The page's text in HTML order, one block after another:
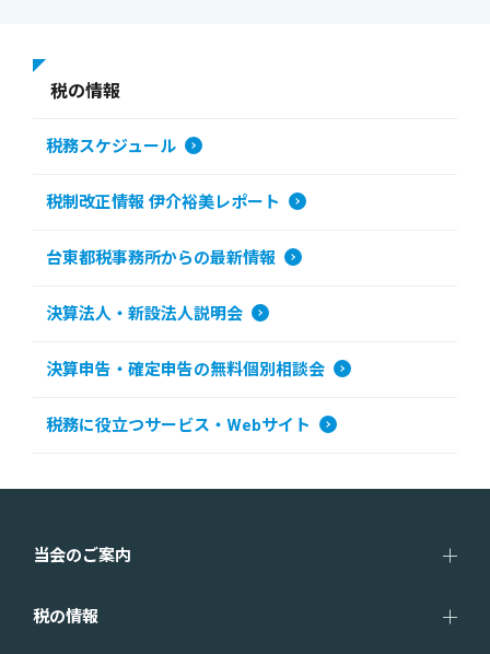
税の情報
税務スケジュール
税制改正情報 伊介裕美レポート
台東都税事務所からの最新情報
決算法人・新設法人説明会
決算申告・確定申告の無料個別相談会
税務に役立つサービス・Webサイト
当会のご案内
税の情報